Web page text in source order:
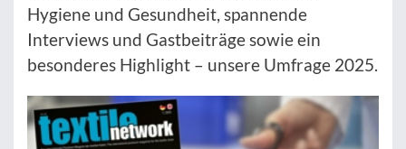
Hygiene und Gesundheit, spannende
Interviews und Gastbeiträge sowie ein
besonderes Highlight – unsere Umfrage 2025.